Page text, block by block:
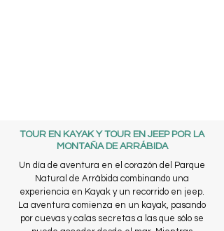
TOUR EN KAYAK Y TOUR EN JEEP POR LA
MONTAÑA DE ARRÁBIDA
Un día de aventura en el corazón del Parque
Natural de Arrábida combinando una
experiencia en Kayak y un recorrido en jeep.
La aventura comienza en un kayak, pasando
por cuevas y calas secretas a las que sólo se